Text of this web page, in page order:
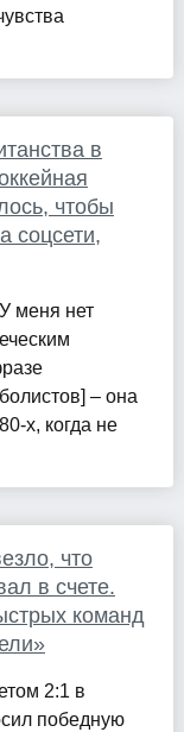
в
чтобы
соцсети,
меня нет
– она
х, когда не
что
в счете.
команд
2:1 в
победную